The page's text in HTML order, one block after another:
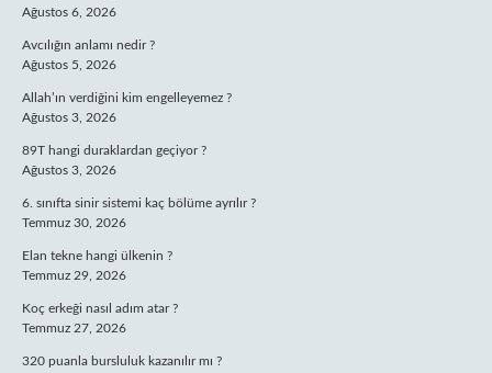
Ağustos 6, 2026
Avcılığın anlamı nedir ?
Ağustos 5, 2026
Allah’ın verdiğini kim engelleyemez ?
Ağustos 3, 2026
89T hangi duraklardan geçiyor ?
Ağustos 3, 2026
6. sınıfta sinir sistemi kaç bölüme ayrılır ?
Temmuz 30, 2026
Elan tekne hangi ülkenin ?
Temmuz 29, 2026
Koç erkeği nasıl adım atar ?
Temmuz 27, 2026
320 puanla bursluluk kazanılır mı ?